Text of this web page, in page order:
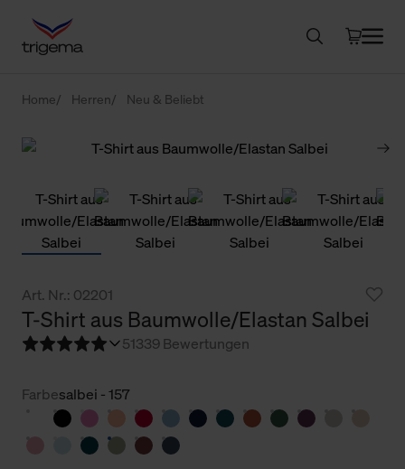
Home Herren Neu & Beliebt
Art. Nr.: 02201
T-Shirt aus Baumwolle/Elastan Salbei
51339 Bewertungen
Farbesalbei - 157